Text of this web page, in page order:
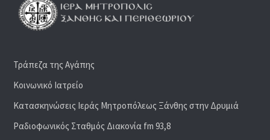
Τράπεζα της Αγάπης
Κοινωνικό Ιατρείο
Κατασκηνώσεις Ιεράς Μητροπόλεως Ξάνθης στην Δρυμιά
Ραδιoφωνικός Σταθμός Διακονία fm 93,8